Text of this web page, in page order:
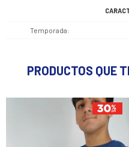
Temporada
PRODUCTOS QUE